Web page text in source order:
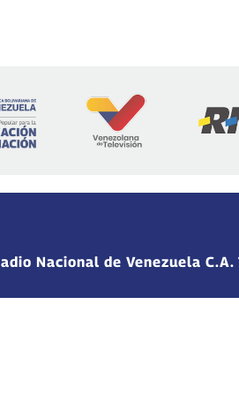
Nacional de Venezuela